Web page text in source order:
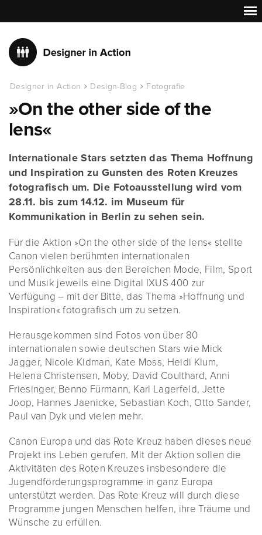
Designer in Action Design-Blog Fotografie
»On the other side of the
lens«
Internationale Stars setzten das Thema Hoffnung
und Inspiration zu Gunsten des Roten Kreuzes
fotografisch um. Die Fotoausstellung wird vom
28.11. bis zum 14.12. im Museum für
Kommunikation in Berlin zu sehen sein.
Für die Aktion »On the other side of the lens« stellte
Canon vielen berühmten internationalen
Persönlichkeiten aus den Bereichen Mode, Film, Sport
und Musik jeweils eine Digital IXUS 400 zur
Verfügung – mit der Bitte, das Thema »Hoffnung und
Inspiration« fotografisch um zu setzen.
Herausgekommen sind Fotos von über 80
internationalen sowie deutschen Stars wie Mick
Jagger, Nicole Kidman, Kate Moss, Heidi Klum,
Helena Christensen, Moby, David Coulthard, Anni
Friesinger, Benno Fürmann, Karl Lagerfeld, Jette
Joop, Hannes Jaenicke, Sebastian Koch, Otto Sander,
Paul van Dyk und vielen mehr.
Canon Europa und das Rote Kreuz haben dieses neue
Projekt ins Leben gerufen. Mit der Aktion sollen die
Aktivitäten des Roten Kreuzes insbesondere die
Jugendförderungsprogramme in ganz Europa
unterstützt werden. Das Rote Kreuz will durch diese
Programme jungen Menschen helfen, ihre Träume und
Wünsche zu erfüllen.